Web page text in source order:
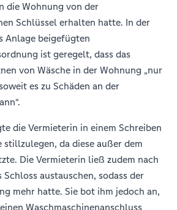
die Wohnung von der
Schlüssel erhalten hatte. In der
Anlage beigefügten
ist geregelt, dass das
von Wäsche in der Wohnung „nur
es zu Schäden an der
die Vermieterin in einem Schreiben
stillzulegen, da diese außer dem
Die Vermieterin ließ zudem nach
austauschen, sodass der
mehr hatte. Sie bot ihm jedoch an,
Waschmaschinenanschluss